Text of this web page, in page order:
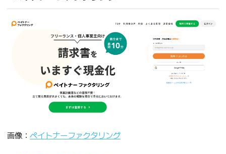
画像： ペイトナーファクタリング